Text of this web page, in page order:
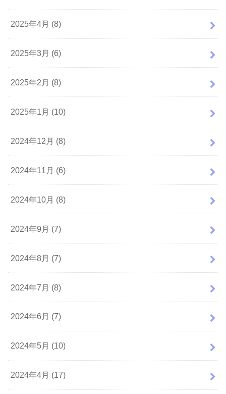
2025年4月 (8)
2025年3月 (6)
2025年2月 (8)
2025年1月 (10)
2024年12月 (8)
2024年11月 (6)
2024年10月 (8)
2024年9月 (7)
2024年8月 (7)
2024年7月 (8)
2024年6月 (7)
2024年5月 (10)
2024年4月 (17)